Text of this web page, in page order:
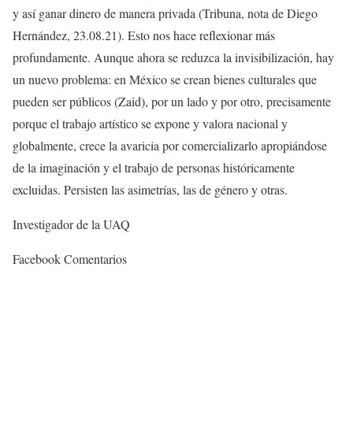
y así ganar dinero de manera privada (Tribuna, nota de Diego
Hernández, 23.08.21). Esto nos hace reflexionar más
profundamente. Aunque ahora se reduzca la invisibilización, hay
un nuevo problema: en México se crean bienes culturales que
pueden ser públicos (Zaid), por un lado y por otro, precisamente
porque el trabajo artístico se expone y valora nacional y
globalmente, crece la avaricia por comercializarlo apropiándose
de la imaginación y el trabajo de personas históricamente
excluidas. Persisten las asimetrías, las de género y otras.
Investigador de la UAQ
Facebook Comentarios